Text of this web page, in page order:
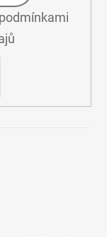
podmínkami